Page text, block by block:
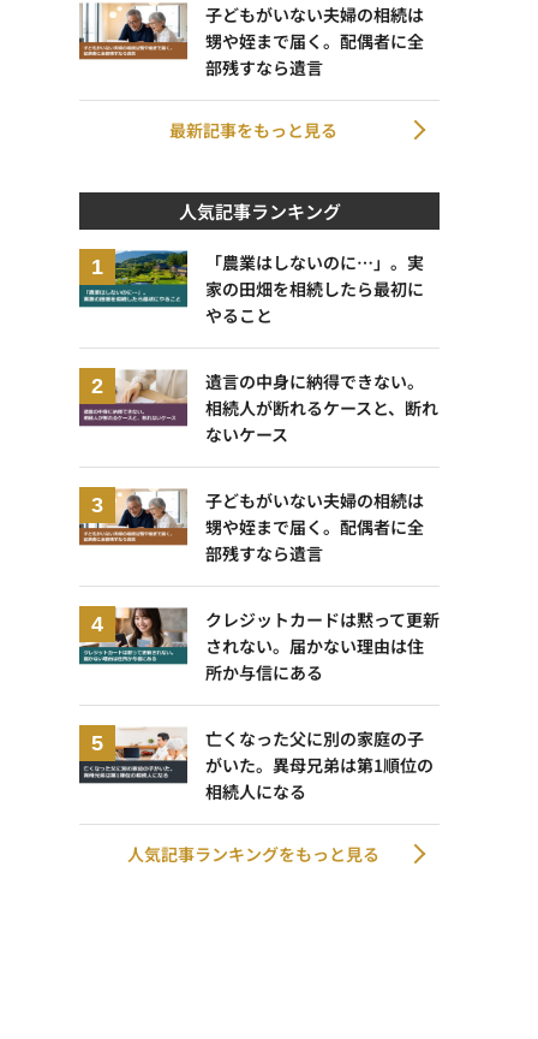
子どもがいない夫婦の相続は
甥や姪まで届く。配偶者に全
部残すなら遺言
最新記事をもっと見る
人気記事ランキング
「農業はしないのに…」。実
家の田畑を相続したら最初に
やること
遺言の中身に納得できない。
相続人が断れるケースと、断れ
ないケース
子どもがいない夫婦の相続は
甥や姪まで届く。配偶者に全
部残すなら遺言
クレジットカードは黙って更新
されない。届かない理由は住
所か与信にある
亡くなった父に別の家庭の子
がいた。異母兄弟は第1順位の
相続人になる
人気記事ランキングをもっと見る